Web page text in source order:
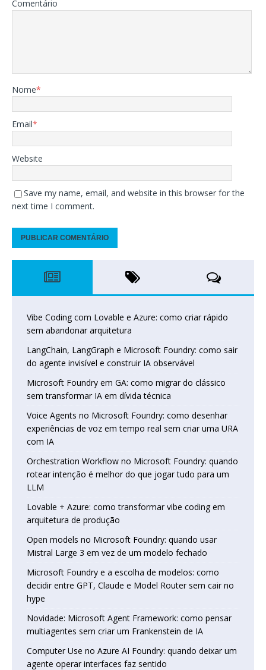
Comentário
Nome*
Email*
Website
Save my name, email, and website in this browser for the
next time I comment.
Vibe Coding com Lovable e Azure: como criar rápido
sem abandonar arquitetura
LangChain, LangGraph e Microsoft Foundry: como sair
do agente invisível e construir IA observável
Microsoft Foundry em GA: como migrar do clássico
sem transformar IA em dívida técnica
Voice Agents no Microsoft Foundry: como desenhar
experiências de voz em tempo real sem criar uma URA
com IA
Orchestration Workflow no Microsoft Foundry: quando
rotear intenção é melhor do que jogar tudo para um
LLM
Lovable + Azure: como transformar vibe coding em
arquitetura de produção
Open models no Microsoft Foundry: quando usar
Mistral Large 3 em vez de um modelo fechado
Microsoft Foundry e a escolha de modelos: como
decidir entre GPT, Claude e Model Router sem cair no
hype
Novidade: Microsoft Agent Framework: como pensar
multiagentes sem criar um Frankenstein de IA
Computer Use no Azure AI Foundry: quando deixar um
agente operar interfaces faz sentido